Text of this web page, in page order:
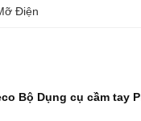
Điện
Bộ Dụng cụ cầm tay